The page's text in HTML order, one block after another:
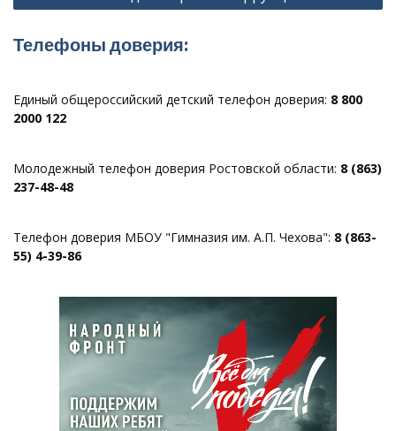
Телефоны доверия:
Единый общероссийский детский телефон доверия: 8 800
2000 122
Молодежный телефон доверия Ростовской области: 8 (863)
237-48-48
Телефон доверия МБОУ "Гимназия им. А.П. Чехова": 8 (863-
55) 4-39-86